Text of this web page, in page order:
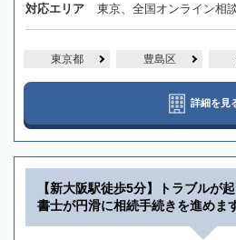
対応エリア 東京、全国オンライン相
東京都 豊島区
詳細を見
【新大阪駅徒歩5分】トラブルが
書士が円滑に相続手続きを進めま